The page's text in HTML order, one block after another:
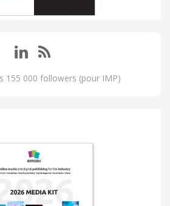
155 000 followers (pour IMP)